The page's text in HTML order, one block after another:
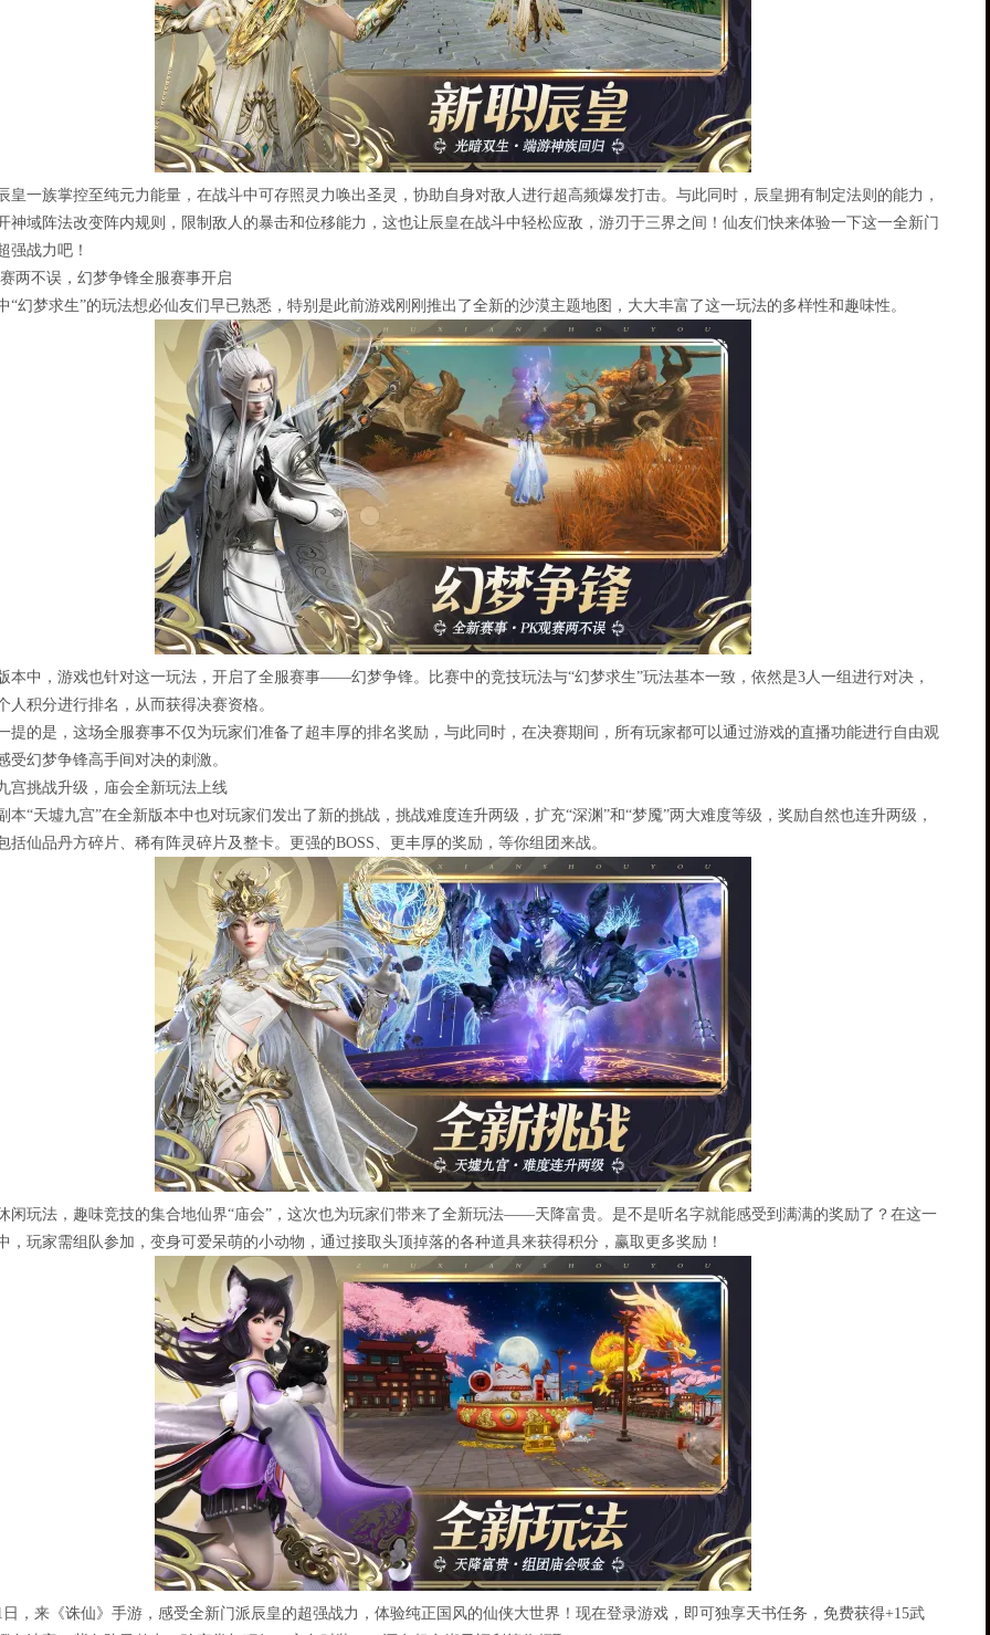
皇一族掌控至纯元力能量，在战斗中可存照灵力唤出圣灵，协助自身对敌人进行超高频爆发打击。与此同时，辰皇拥有制定法则的能力，
神域阵法改变阵内规则，限制敌人的暴击和位移能力，这也让辰皇在战斗中轻松应敌，游刃于三界之间！仙友们快来体验一下这一全新门
强战力吧！
两不误，幻梦争锋全服赛事开启
“幻梦求生”的玩法想必仙友们早已熟悉，特别是此前游戏刚刚推出了全新的沙漠主题地图，大大丰富了这一玩法的多样性和趣味性。
本中，游戏也针对这一玩法，开启了全服赛事——幻梦争锋。比赛中的竞技玩法与“幻梦求生”玩法基本一致，依然是3人一组进行对决，
人积分进行排名，从而获得决赛资格。
提的是，这场全服赛事不仅为玩家们准备了超丰厚的排名奖励，与此同时，在决赛期间，所有玩家都可以通过游戏的直播功能进行自由观
受幻梦争锋高手间对决的刺激。
宫挑战升级，庙会全新玩法上线
本“天墟九宫”在全新版本中也对玩家们发出了新的挑战，挑战难度连升两级，扩充“深渊”和“梦魇”两大难度等级，奖励自然也连升两级，
括仙品丹方碎片、稀有阵灵碎片及整卡。更强的BOSS、更丰厚的奖励，等你组团来战。
闲玩法，趣味竞技的集合地仙界“庙会”，这次也为玩家们带来了全新玩法——天降富贵。是不是听名字就能感受到满满的奖励了？在这一
，玩家需组队参加，变身可爱呆萌的小动物，通过接取头顶掉落的各种道具来获得积分，赢取更多奖励！
日，来《诛仙》手游，感受全新门派辰皇的超强战力，体验纯正国风的仙侠大世界！现在登录游戏，即可独享天书任务，免费获得+15武